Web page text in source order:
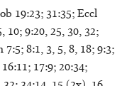
19:23; 31:35; Eccl
10; 9:20, 25, 30, 32;
7:5; 8:1, 3, 5, 8, 18; 9:3;
17:9; 20:34;